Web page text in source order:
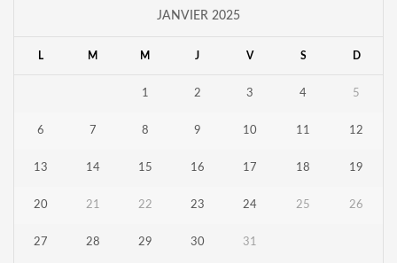
JANVIER 2025
L M M J V S D
1 2 3 4 5
6 7 8 9 10 11 12
13 14 15 16 17 18 19
20 21 22 23 24 25 26
27 28 29 30 31